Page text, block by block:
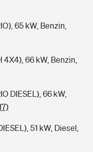
65 kW, Benzin,
4X4), 66 kW, Benzin,
DIESEL), 66 kW,
51 kW, Diesel,